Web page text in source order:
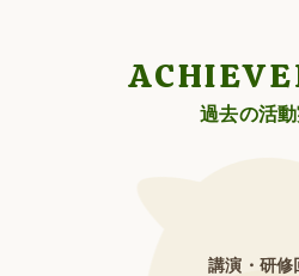
過去の活
講演・研修